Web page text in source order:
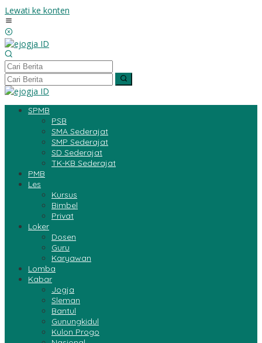
Lewati ke konten
SPMB
PSB
SMA Sederajat
SMP Sederajat
SD Sederajat
TK-KB Sederajat
PMB
Les
Kursus
Bimbel
Privat
Loker
Dosen
Guru
Karyawan
Lomba
Kabar
Jogja
Sleman
Bantul
Gunungkidul
Kulon Progo